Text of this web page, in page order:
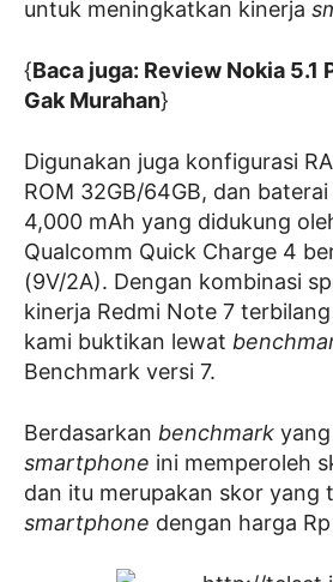
untuk meningkatkan kinerja
{Baca juga: Review Nokia 5.1
Gak Murahan}
Digunakan juga konfigurasi
ROM 32GB/64GB, dan
4,000 mAh yang didukung
Qualcomm Quick Charge 4
(9V/2A). Dengan kombinasi
kinerja Redmi Note 7 terbilang
kami buktikan lewat
Benchmark versi 7.
Berdasarkan benchmark
smartphone ini memperoleh
dan itu merupakan skor yang
smartphone dengan harga